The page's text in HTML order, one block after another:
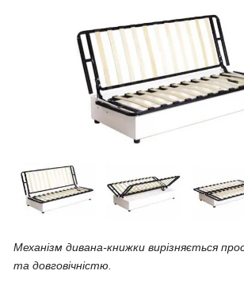
Механізм дивана-книжки вирізняється
та довговічністю.